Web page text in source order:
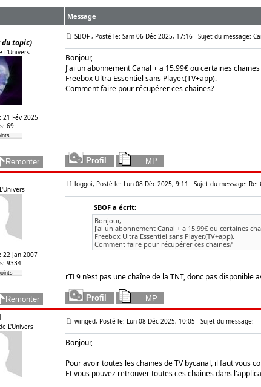
Message
topic)
L'Univers
21 Fév 2025
69
SBOF , Posté le: Sam 06 Déc 2025, 17:16 Sujet du message:
Bonjour,
J'ai un abonnement Canal + a 15.99€ ou certaines
Freebox Ultra Essentiel sans Player.(TV+app).
Comment faire pour récupérer ces chaines?
Jan 2007
9334
loggoi, Posté le: Lun 08 Déc 2025, 9:11 Sujet du message: Re:
SBOF a écrit:
Bonjour,
J'ai un abonnement Canal + a 15.99€ ou certaines
Freebox Ultra Essentiel sans Player.(TV+app).
Comment faire pour récupérer ces chaines?
rTL9 n’est pas une chaîne de la TNT, donc pas disponible
L'Univers
winged, Posté le: Lun 08 Déc 2025, 10:05 Sujet du message:
Bonjour,
Pour avoir toutes les chaines de TV bycanal, il faut vous
Et vous pouvez retrouver toutes ces chaines dans